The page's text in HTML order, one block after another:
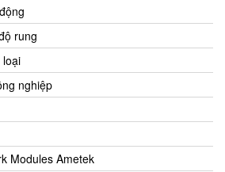
rung
loại
nghiệp
Modules Ametek